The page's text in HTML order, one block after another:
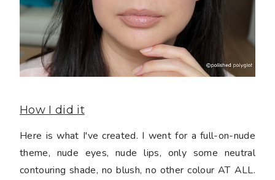
How I did it
Here is what I've created. I went for a full-on-nude
theme, nude eyes, nude lips, only some neutral
contouring shade, no blush, no other colour AT ALL.